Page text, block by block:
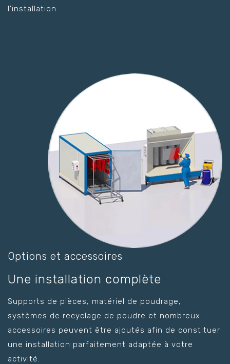
l’installation.
Options et accessoires
Une installation complète
Supports de pièces, matériel de poudrage,
systèmes de recyclage de poudre et nombreux
accessoires peuvent être ajoutés afin de constituer
une installation parfaitement adaptée à votre
activité.